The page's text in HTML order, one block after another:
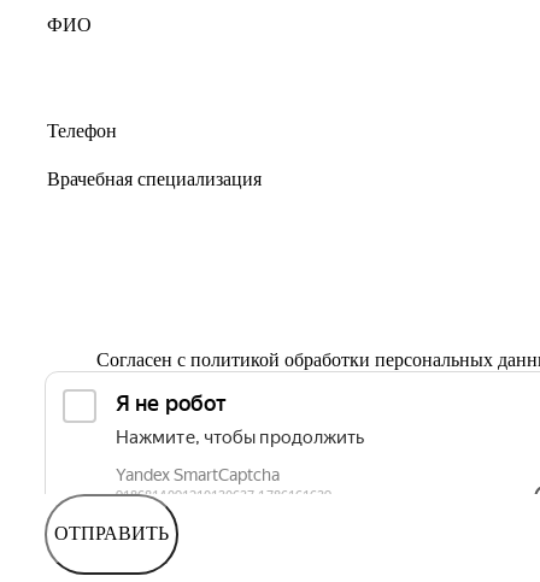
Согласен с политикой обработки персональных
ОТПРАВИТЬ